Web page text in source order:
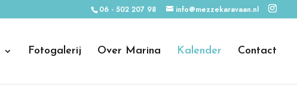
06 - 502 207 98 info@mezzekaravaan.nl
Fotogalerij Over Marina Kalender Contact